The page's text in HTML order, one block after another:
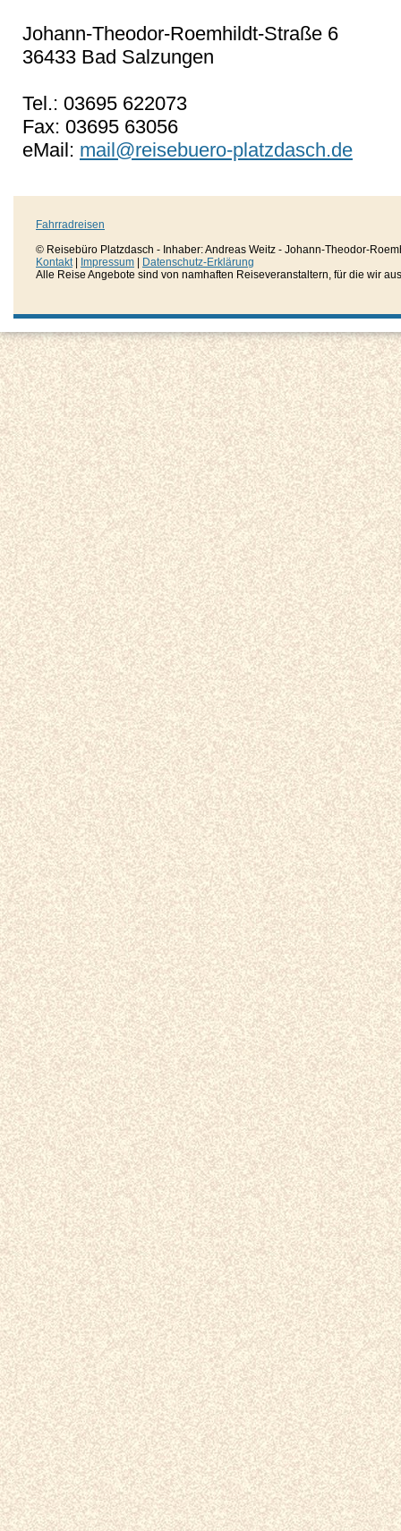
Johann-Theodor-Roemhildt-Straße 6
36433 Bad Salzungen
Tel.: 03695 622073
Fax: 03695 63056
eMail: mail@reisebuero-platzdasch.de
Fahrradreisen
© Reisebüro Platzdasch - Inhaber: Andreas Weitz - Johann-Theodor-
Kontakt| Impressum
Datenschutz-Erklärung
Alle Reise Angebote sind von namhaften Reiseveranstaltern, für die wir